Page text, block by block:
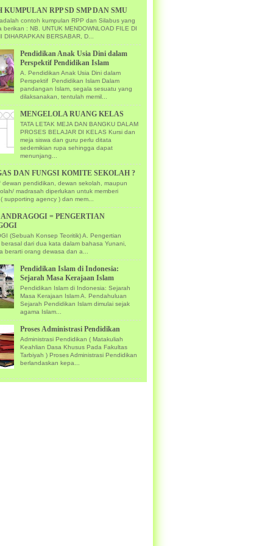
KUMPULAN RPP SD SMP DAN SMU
contoh kumpulan RPP dan Silabus yang
berikan : NB. UNTUK MENDOWNLOAD FILE DI
DIHARAPKAN BERSABAR, D...
Pendidikan Anak Usia Dini dalam
Perspektif Pendidikan Islam
A. Pendidikan Anak Usia Dini dalam
Perspektif Pendidikan Islam Dalam
pandangan Islam, segala sesuatu yang
dilaksanakan, tentulah memil...
MENGELOLA RUANG KELAS
TATA LETAK MEJA DAN BANGKU DALAM
PROSES BELAJAR DI KELAS Kursi dan
meja siswa dan guru perlu ditata
sedemikian rupa sehingga dapat
menunjang...
DAN FUNGSI KOMITE SEKOLAH ?
dewan pendidikan, dewan sekolah, maupun
madrasah diperlukan untuk memberi
supporting agency ) dan mem...
= PENGERTIAN
(Sebuah Konsep Teoritik) A. Pengertian
dari dua kata dalam bahasa Yunani,
berarti orang dewasa dan a...
Pendidikan Islam di Indonesia:
Sejarah Masa Kerajaan Islam
Pendidikan Islam di Indonesia: Sejarah
Masa Kerajaan Islam A. Pendahuluan
Sejarah Pendidikan Islam dimulai sejak
agama Islam...
Proses Administrasi Pendidikan
Administrasi Pendidikan ( Matakuliah
Keahlian Dasa Khusus Pada Fakultas
Tarbiyah ) Proses Administrasi Pendidikan
berlandaskan kepa...